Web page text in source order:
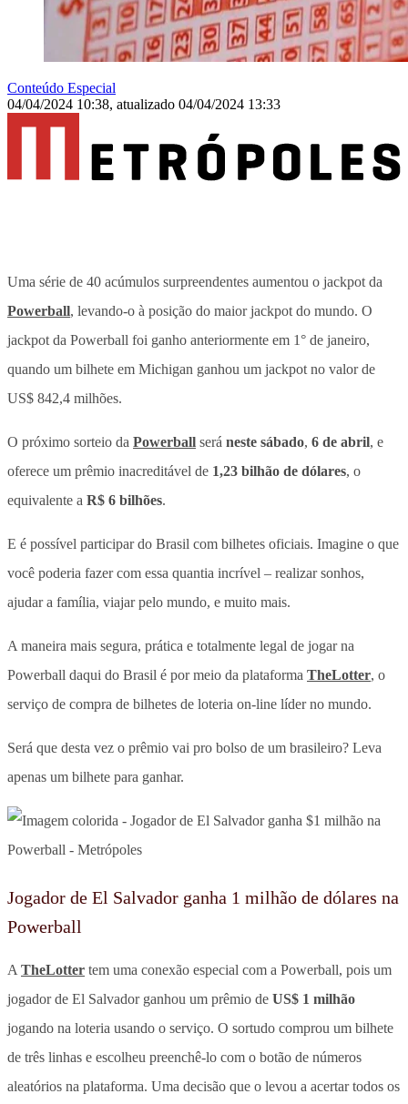
Conteúdo Especial
04/04/2024 10:38, atualizado 04/04/2024 13:33
Uma série de 40 acúmulos surpreendentes aumentou o jackpot da
Powerball, levando-o à posição do maior jackpot do mundo. O
jackpot da Powerball foi ganho anteriormente em 1° de janeiro,
quando um bilhete em Michigan ganhou um jackpot no valor de
US$ 842,4 milhões.
O próximo sorteio da Powerball será neste sábado, 6 de abril, e
oferece um prêmio inacreditável de 1,23 bilhão de dólares, o
equivalente a R$ 6 bilhões.
E é possível participar do Brasil com bilhetes oficiais. Imagine o que
você poderia fazer com essa quantia incrível – realizar sonhos,
ajudar a família, viajar pelo mundo, e muito mais.
A maneira mais segura, prática e totalmente legal de jogar na
Powerball daqui do Brasil é por meio da plataforma TheLotter, o
serviço de compra de bilhetes de loteria on-line líder no mundo.
Será que desta vez o prêmio vai pro bolso de um brasileiro? Leva
apenas um bilhete para ganhar.
Jogador de El Salvador ganha 1 milhão de dólares na
Powerball
A TheLotter tem uma conexão especial com a Powerball, pois um
jogador de El Salvador ganhou um prêmio de US$ 1 milhão
jogando na loteria usando o serviço. O sortudo comprou um bilhete
de três linhas e escolheu preenchê-lo com o botão de números
aleatórios na plataforma. Uma decisão que o levou a acertar todos os